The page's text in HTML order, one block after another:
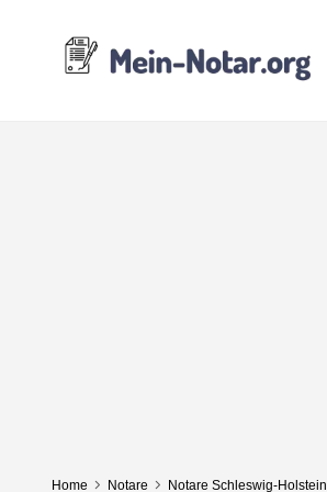
Home Notare Notare Schleswig-Holstein